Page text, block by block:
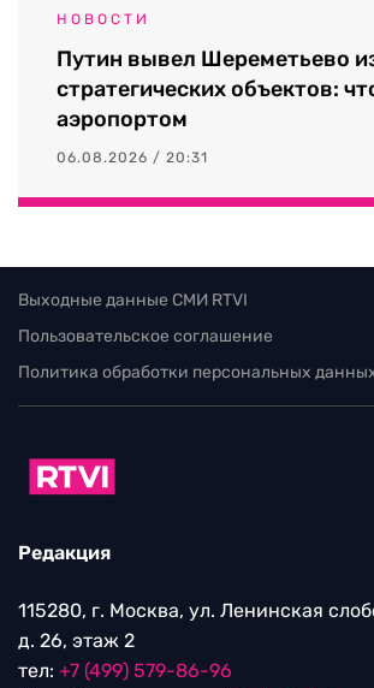
НОВОСТИ
Путин вывел Шереметьево
стратегических объектов:
аэропортом
06.08.2026 / 20:31
Выходные данные СМИ RTVI
Пользовательское соглашение
Политика обработки персональных
Редакция
115280, г. Москва, ул. Ленинская
д. 26, этаж 2
тел: +7 (499) 579-86-96